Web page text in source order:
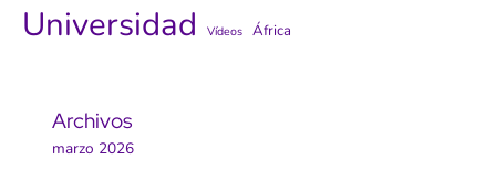
Universidad Vídeos África
Archivos
marzo 2026